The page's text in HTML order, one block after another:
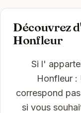
Découvrez
Honfleur
Si l'
Honfleur
correspond
si vous